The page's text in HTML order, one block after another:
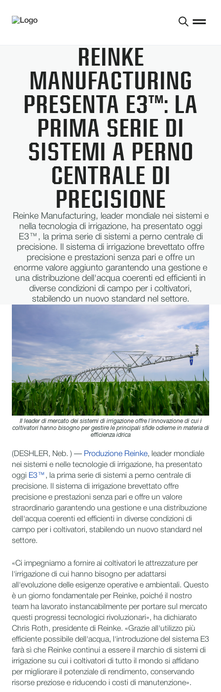
REINKE
MANUFACTURING
PRESENTA E3™: LA
PRIMA SERIE DI
SISTEMI A PERNO
CENTRALE DI
PRECISIONE
Reinke Manufacturing, leader mondiale nei sistemi e
nella tecnologia di irrigazione, ha presentato oggi
E3™, la prima serie di sistemi a perno centrale di
precisione. Il sistema di irrigazione brevettato offre
precisione e prestazioni senza pari e offre un
enorme valore aggiunto garantendo una gestione e
una distribuzione dell'acqua coerenti ed efficienti in
diverse condizioni di campo per i coltivatori,
stabilendo un nuovo standard nel settore.
Il leader di mercato dei sistemi di irrigazione offre l'innovazione di cui i
coltivatori hanno bisogno per gestire le principali sfide odierne in materia di
efficienza idrica
(DESHLER, Neb. ) — Produzione Reinke, leader mondiale
nei sistemi e nelle tecnologie di irrigazione, ha presentato
oggi E3™ , la prima serie di sistemi a perno centrale di
precisione. Il sistema di irrigazione brevettato offre
precisione e prestazioni senza pari e offre un valore
straordinario garantendo una gestione e una distribuzione
dell'acqua coerenti ed efficienti in diverse condizioni di
campo per i coltivatori, stabilendo un nuovo standard nel
settore.
«Ci impegniamo a fornire ai coltivatori le attrezzature per
l'irrigazione di cui hanno bisogno per adattarsi
all'evoluzione delle esigenze operative e ambientali. Questo
è un giorno fondamentale per Reinke, poiché il nostro
team ha lavorato instancabilmente per portare sul mercato
questi progressi tecnologici rivoluzionari», ha dichiarato
Chris Roth, presidente di Reinke. «Grazie all'utilizzo più
efficiente possibile dell'acqua, l'introduzione del sistema E3
farà sì che Reinke continui a essere il marchio di sistemi di
irrigazione su cui i coltivatori di tutto il mondo si affidano
per migliorare il potenziale di rendimento, conservando
risorse preziose e riducendo i costi di manutenzione».